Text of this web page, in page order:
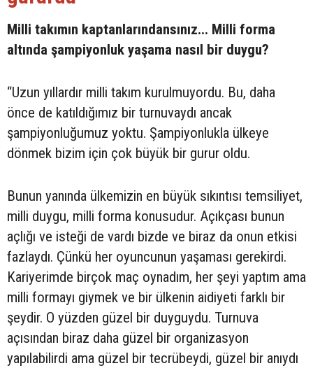
Milli takımın kaptanlarındansınız... Milli forma
altında şampiyonluk yaşama nasıl bir duygu?
“Uzun yıllardır milli takım kurulmuyordu. Bu, daha
önce de katıldığımız bir turnuvaydı ancak
şampiyonluğumuz yoktu. Şampiyonlukla ülkeye
dönmek bizim için çok büyük bir gurur oldu.
Bunun yanında ülkemizin en büyük sıkıntısı temsiliyet,
milli duygu, milli forma konusudur. Açıkçası bunun
açlığı ve isteği de vardı bizde ve biraz da onun etkisi
fazlaydı. Çünkü her oyuncunun yaşaması gerekirdi.
Kariyerimde birçok maç oynadım, her şeyi yaptım ama
milli formayı giymek ve bir ülkenin aidiyeti farklı bir
şeydir. O yüzden güzel bir duyguydu. Turnuva
açısından biraz daha güzel bir organizasyon
yapılabilirdi ama güzel bir tecrübeydi, güzel bir anıydı